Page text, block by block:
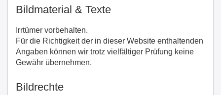
Bildmaterial & Texte
Irrtümer vorbehalten.
Für die Richtigkeit der in dieser Website enthaltenden
Angaben können wir trotz vielfältiger Prüfung keine
Gewähr übernehmen.
Bildrechte